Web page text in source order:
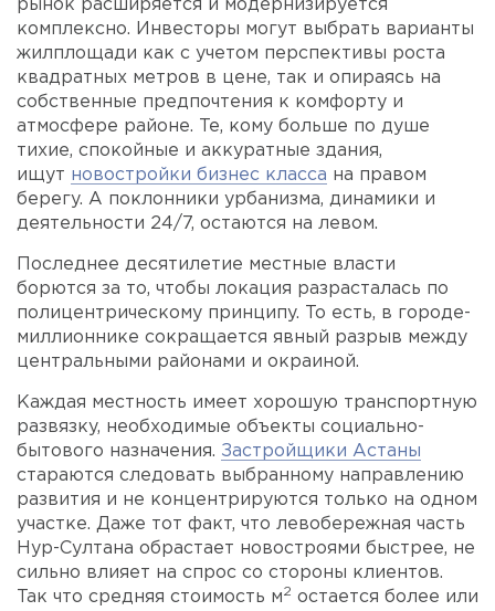
рынок расширяется и модернизируется
комплексно. Инвесторы могут выбрать варианты
жилплощади как с учетом перспективы роста
квадратных метров в цене, так и опираясь на
собственные предпочтения к комфорту и
атмосфере районе. Те, кому больше по душе
тихие, спокойные и аккуратные здания,
ищут новостройки бизнес класса на правом
берегу. А поклонники урбанизма, динамики и
деятельности 24/7, остаются на левом.
Последнее десятилетие местные власти
борются за то, чтобы локация разрасталась по
полицентрическому принципу. То есть, в городе-
миллионнике сокращается явный разрыв между
центральными районами и окраиной.
Каждая местность имеет хорошую транспортную
развязку, необходимые объекты социально-
бытового назначения. Застройщики Астаны
стараются следовать выбранному направлению
развития и не концентрируются только на одном
участке. Даже тот факт, что левобережная часть
Нур-Султана обрастает новостроями быстрее, не
сильно влияет на спрос со стороны клиентов.
Так что средняя стоимость м2 остается более или